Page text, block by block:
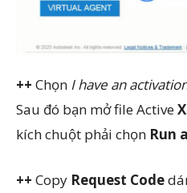
++ Chọn I have an
Sau đó bạn mở file Active
kích chuột phải chọn Run
++ Copy Request Code